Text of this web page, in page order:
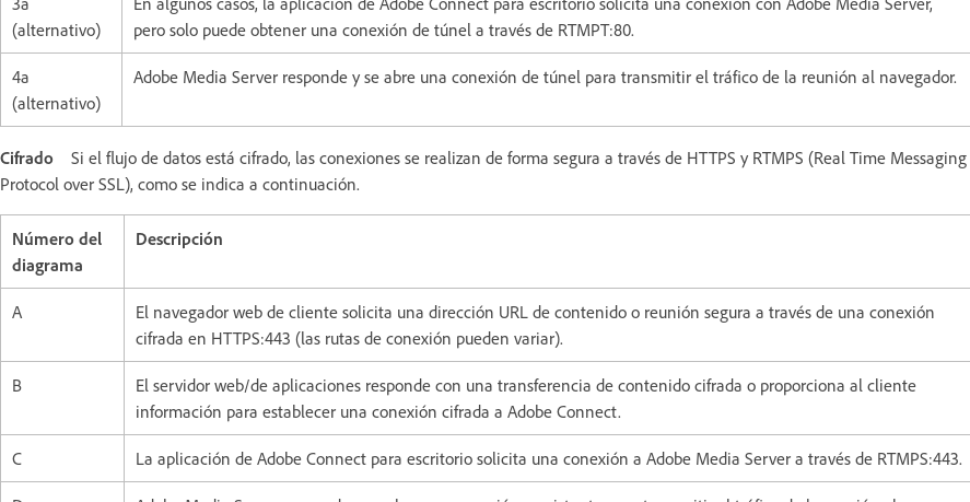
(alternativo)
pero solo puede obtener una conexión de túnel a través de RTMPT:80.
4a
(alternativo)
Adobe Media Server responde y se abre una conexión de túnel para transmitir el tráfico de la reunión al navegador.
Cifrado
Si el flujo de datos está cifrado, las conexiones se realizan de forma segura a través de HTTPS y RTMPS (Real Time Messaging
Protocol over SSL), como se indica a continuación.
Número del
diagrama
Descripción
A
El navegador web de cliente solicita una dirección URL de contenido o reunión segura a través de una conexión
cifrada en HTTPS:443 (las rutas de conexión pueden variar).
B
El servidor web/de aplicaciones responde con una transferencia de contenido cifrada o proporciona al cliente
información para establecer una conexión cifrada a Adobe Connect.
C La aplicación de Adobe Connect para escritorio solicita una conexión a Adobe Media Server a través de RTMPS:443.